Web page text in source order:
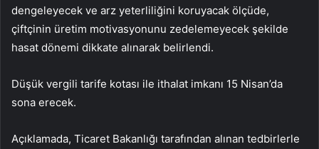
dengeleyecek ve arz yeterliliğini koruyacak ölçüde,
çiftçinin üretim motivasyonunu zedelemeyecek şekilde
hasat dönemi dikkate alınarak belirlendi.
Düşük vergili tarife kotası ile ithalat imkanı 15 Nisan’da
sona erecek.
Açıklamada, Ticaret Bakanlığı tarafından alınan tedbirlerle